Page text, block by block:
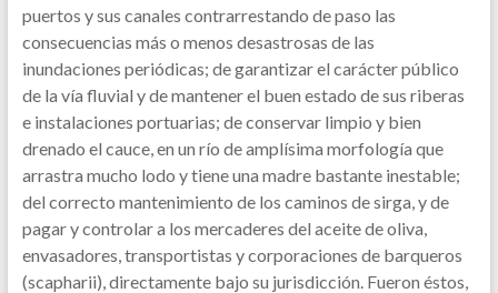
puertos y sus canales contrarrestando de paso las
consecuencias más o menos desastrosas de las
inundaciones periódicas; de garantizar el carácter público
de la vía fluvial y de mantener el buen estado de sus riberas
e instalaciones portuarias; de conservar limpio y bien
drenado el cauce, en un río de amplísima morfología que
arrastra mucho lodo y tiene una madre bastante inestable;
del correcto mantenimiento de los caminos de sirga, y de
pagar y controlar a los mercaderes del aceite de oliva,
envasadores, transportistas y corporaciones de barqueros
(scapharii), directamente bajo su jurisdicción. Fueron éstos,